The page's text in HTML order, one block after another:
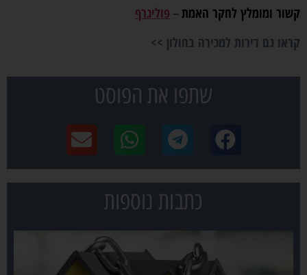
קשור ומומלץ לחקר האמת – פוליגרף
קראו גם דירות למכירה בחולון >>
שתפו את הפוסט
כתבות נוספות